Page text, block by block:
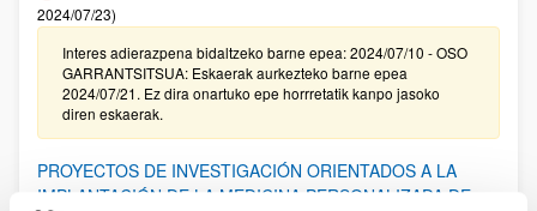
2024/07/23)
Interes adierazpena bidaltzeko barne epea: 2024/07/10 - OSO
GARRANTSITSUA: Eskaerak aurkezteko barne epea
2024/07/21. Ez dira onartuko epe horrretatik kanpo jasoko
diren eskaerak.
PROYECTOS DE INVESTIGACIÓN ORIENTADOS A LA
IMPLANTACIÓN DE LA MEDICINA PERSONALIZADA DE